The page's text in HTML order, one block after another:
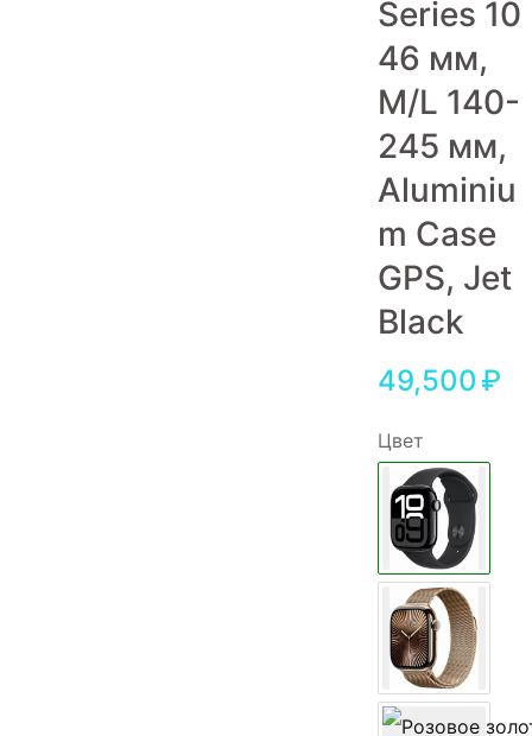
Series 10
46 мм,
M/L 140-
245 мм,
Aluminiu
m Case
GPS, Jet
Black
49,500₽
Цвет